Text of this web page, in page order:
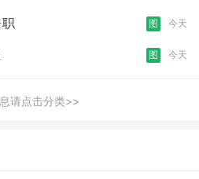
图 今天
图 今天
请点击分类>>